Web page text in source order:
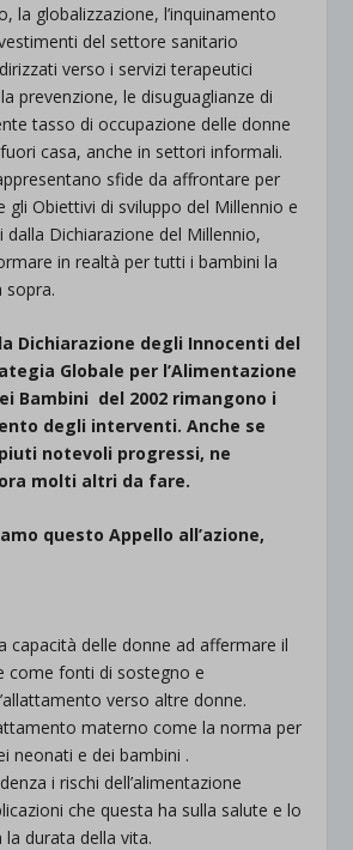
la globalizzazione, l’inquinamento
del settore sanitario
verso i servizi terapeutici
prevenzione, le disuguaglianze di
tasso di occupazione delle donne
casa, anche in settori informali.
sfide da affrontare per
gli Obiettivi di sviluppo del Millennio e
dalla Dichiarazione del Millennio,
in realtà per tutti i bambini la
sopra.
Dichiarazione degli Innocenti del
Globale per l’Alimentazione
Bambini del 2002 rimangono i
degli interventi. Anche se
notevoli progressi, ne
molti altri da fare.
questo Appello all’azione,
capacità delle donne ad affermare il
come fonti di sostegno e
verso altre donne.
materno come la norma per
neonati e dei bambini .
i rischi dell’alimentazione
che questa ha sulla salute e lo
durata della vita.